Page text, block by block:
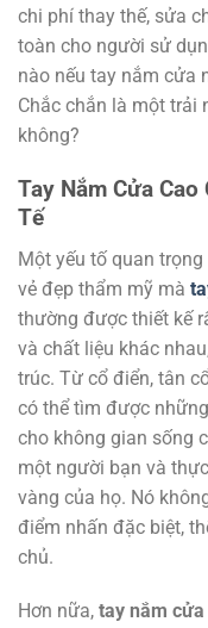
chi phí thay thế, sửa
toàn cho người sử
nào nếu tay nắm cửa
Chắc chắn là một trải
không?
Tay Nắm Cửa
Tế
Một yếu tố quan
vẻ đẹp thẩm mỹ mà
thường được thiết kế
và chất liệu khác
trúc. Từ cổ điển, tân
có thể tìm được
cho không gian sống
một người bạn và
vàng của họ. Nó
điểm nhấn đặc biệt,
chủ.
Hơn nữa, tay nắm